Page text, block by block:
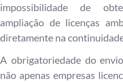
impossibilidade de
ampliação de licenças
diretamente na
A obrigatoriedade do
não apenas empresas